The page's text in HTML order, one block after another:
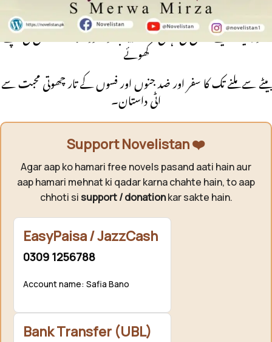
سے عشق ہو
ا اور ایک ایسے عاشق کی کہانی جسکا رقیب وہ خود نکلا۔ اک ماں کی اپنے
کھوئے
بیٹے سے ملنے تک کا سفر اور ضد جنوں اور فسوں کے تار چھوتی محبت سے
اٹی داستان۔
Support Novelistan ❤️
Agar aap ko hamari free novels pasand aati hain aur
aap hamari mehnat ki qadar karna chahte hain, to aap
chhoti si support / donationkar sakte hain.
EasyPaisa / JazzCash
0309 1256788
Account name: Safia Bano
Bank Transfer (UBL)